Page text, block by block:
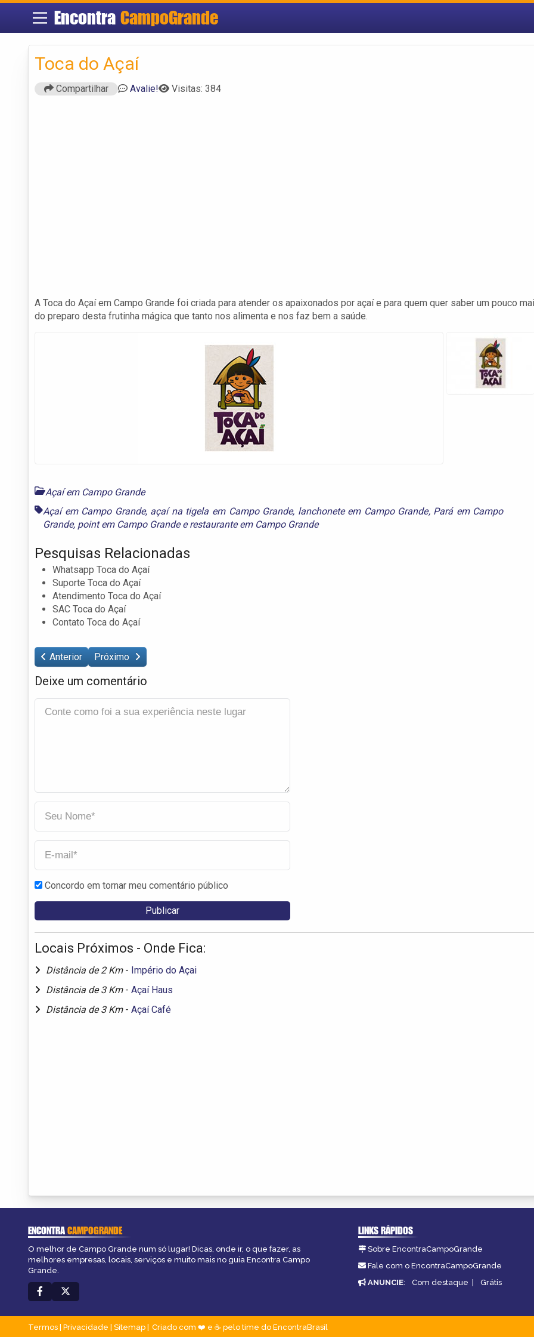
Encontra CampoGrande
Toca do Açaí
Compartilhar Avalie! Visitas: 384
A Toca do Açaí em Campo Grande foi criada para atender os apaixonados por açaí e para quem quer saber um pouco
do preparo desta frutinha mágica que tanto nos alimenta e nos faz bem a saúde.
Açaí em Campo Grande
Açaí em Campo Grande, açaí na tigela em Campo Grande, lanchonete em Campo Grande, Pará em Campo
Grande, point em Campo Grandeerestaurante em Campo Grande
Pesquisas Relacionadas
Whatsapp Toca do Açaí
Suporte Toca do Açaí
Atendimento Toca do Açaí
SAC Toca do Açaí
Contato Toca do Açaí
Anterior Próximo
Deixe um comentário
Concordo em tornar meu comentário público
Locais Próximos - Onde Fica:
Distância de 2 Km - Império do Açai
Distância de 3 Km - Açaí Haus
Distância de 3 Km - Açaí Café
ENCONTRACAMPOGRANDE
O melhor de Campo Grande num só lugar! Dicas, onde ir, o que fazer, as
melhores empresas, locais, serviços e muito mais no guia Encontra Campo
Grande.
LINKS RÁPIDOS
Sobre EncontraCampoGrande
Fale com o EncontraCampoGrande
ANUNCIE: Com destaque | Grátis
Termos | Privacidade | Sitemap Criado com ❤️ e ☕ pelo time do EncontraBrasil